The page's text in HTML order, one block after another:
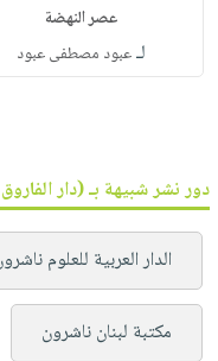
عصر النهضة
لـعبود مصطفى عبود
دور نشر شبيهة بـ (دار
الدار العربية للعلوم
مكتبة لبنان ناشرون